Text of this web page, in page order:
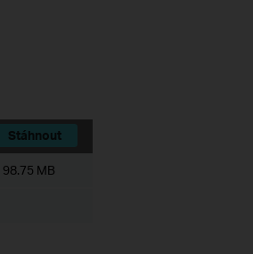
Stáhnout
98.75 MB